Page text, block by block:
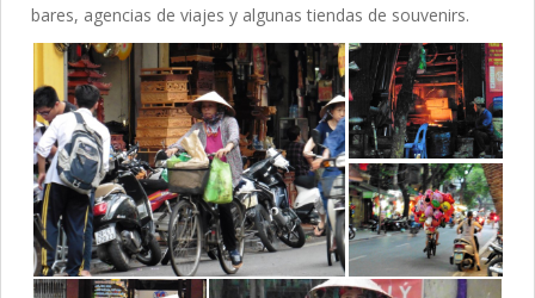
bares, agencias de viajes y algunas tiendas de souvenirs.